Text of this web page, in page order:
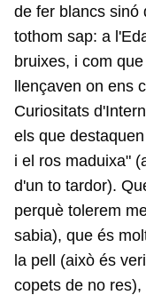
de fer blancs sinó
tothom sap: a
bruixes, i com
llençaven on ens
Curiositats
els que
i el ros maduixa"
d'un to tardor).
perquè tolerem
sabia), que és
la pell (això és
copets de no